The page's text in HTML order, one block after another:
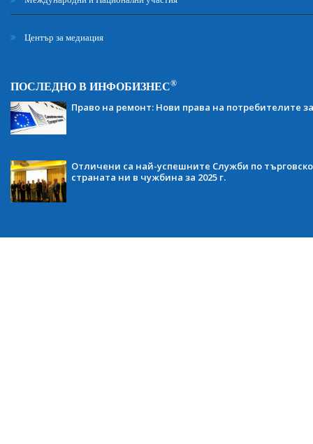
Център за медиация
ПОСЛЕДНО В ИНФОБИЗНЕС®
Право на ремонт: Нови права на потребителите
Отличени са най-успешните Служби по
страната ни в чужбина за 2025 г.